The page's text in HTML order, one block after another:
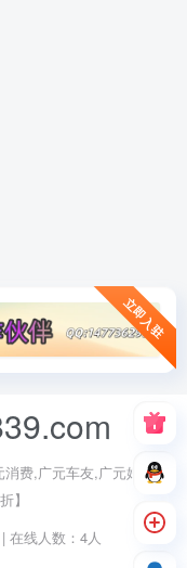
立即入驻
费,广元车友,广元婚嫁,广
】
在线人数：4人